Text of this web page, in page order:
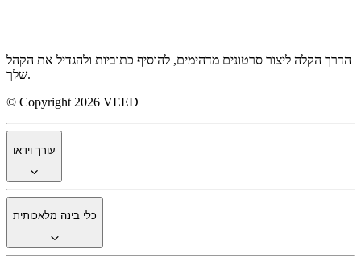
הדרך הקלה ליצור סרטונים מדהימים, להוסיף כתוביות ולהגדיל את הקהל
שלך.
© Copyright 2026 VEED
עורך וידאו
כלי בינה מלאכותית